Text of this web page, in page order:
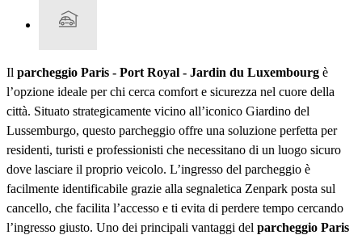
Il parcheggio Paris - Port Royal - Jardin du Luxembourg è
l’opzione ideale per chi cerca comfort e sicurezza nel cuore della
città. Situato strategicamente vicino all’iconico Giardino del
Lussemburgo, questo parcheggio offre una soluzione perfetta per
residenti, turisti e professionisti che necessitano di un luogo sicuro
dove lasciare il proprio veicolo. L’ingresso del parcheggio è
facilmente identificabile grazie alla segnaletica Zenpark posta sul
cancello, che facilita l’accesso e ti evita di perdere tempo cercando
l’ingresso giusto. Uno dei principali vantaggi del parcheggio Paris